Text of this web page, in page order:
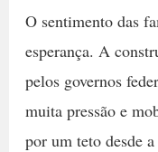
O sentimento das
esperança. A
pelos governos
muita pressão e
por um teto desde